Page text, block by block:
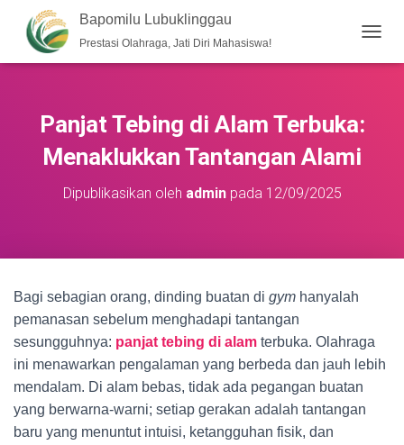
Bapomilu Lubuklinggau
Prestasi Olahraga, Jati Diri Mahasiswa!
O
Panjat Tebing di Alam Terbuka:
Menaklukkan Tantangan Alami
Dipublikasikan oleh adminpada 12/09/2025
Bagi sebagian orang, dinding buatan di gym hanyalah
pemanasan sebelum menghadapi tantangan
sesungguhnya: panjat tebing di alam terbuka. Olahraga
ini menawarkan pengalaman yang berbeda dan jauh lebih
mendalam. Di alam bebas, tidak ada pegangan buatan
yang berwarna-warni; setiap gerakan adalah tantangan
baru yang menuntut intuisi, ketangguhan fisik, dan